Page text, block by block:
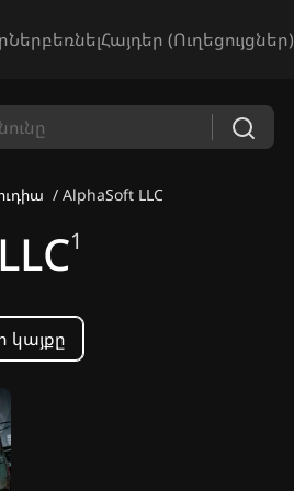
ՆերբեռնելՀայդեր (Ուղեցույցներ)
AlphaSoft LLC
1
կայքը